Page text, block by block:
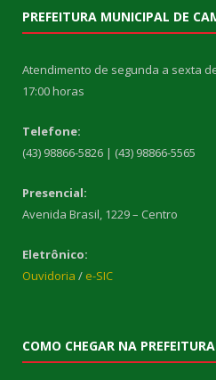
PREFEITURA MUNICIPAL DE
Atendimento de segunda a sexta
17:00 horas
Telefone:
(43) 98866-5826 | (43) 98866-5565
Presencial:
Avenida Brasil, 1229 – Centro
Eletrônico:
Ouvidoria / e-SIC
COMO CHEGAR NA PREFEITURA